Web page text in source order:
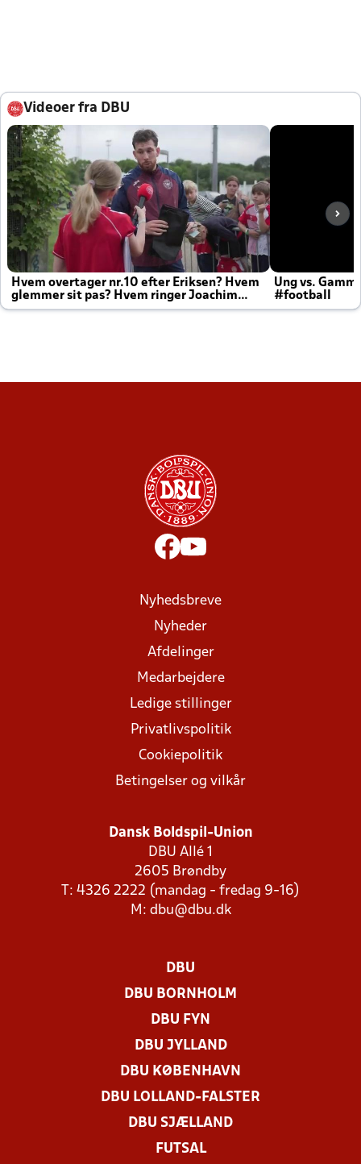
Videoer fra DBU
Hvem overtager nr.10 efter Eriksen? Hvem
glemmer sit pas? Hvem ringer Joachim
altid til efter kampe?
Ung vs.
#football
Nyhedsbreve
Nyheder
Afdelinger
Medarbejdere
Ledige stillinger
Privatlivspolitik
Cookiepolitik
Betingelser og vilkår
Dansk Boldspil-Union
DBU Allé 1
2605 Brøndby
T: 4326 2222 (mandag - fredag 9-16)
M: dbu@dbu.dk
DBU
DBU BORNHOLM
DBU FYN
DBU JYLLAND
DBU KØBENHAVN
DBU LOLLAND-FALSTER
DBU SJÆLLAND
FUTSAL